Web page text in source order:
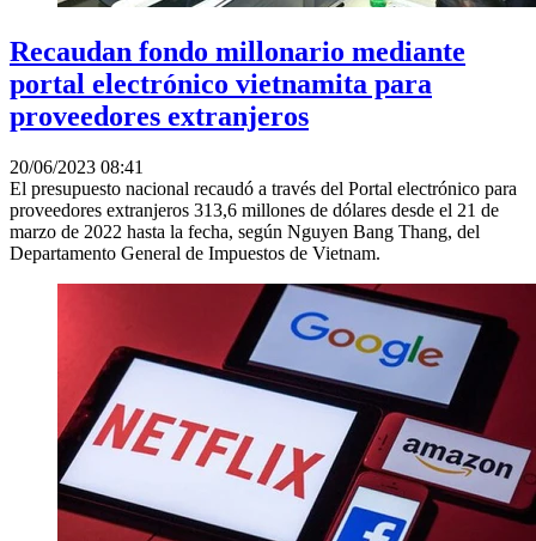
Recaudan fondo millonario mediante
portal electrónico vietnamita para
proveedores extranjeros
20/06/2023 08:41
El presupuesto nacional recaudó a través del Portal electrónico para
proveedores extranjeros 313,6 millones de dólares desde el 21 de
marzo de 2022 hasta la fecha, según Nguyen Bang Thang, del
Departamento General de Impuestos de Vietnam.